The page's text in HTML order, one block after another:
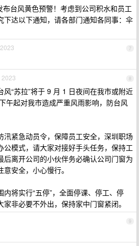
台风黄色预警！考虑到公司积水和员工
下达以下通知，请各部门通知各同事：伞
7
8
2023
“苏拉”将于 9 月 1 日夜间在我市或附近
午起对我市造成严重风雨影响，防台风
汛紧急动员令，保障员工安全，深圳职场
公模式，请大家对接好手头任务，保持工
后离开公司的小伙伴务必确认公司门窗为
安全，小心慢行。
将实行“五停”，全面停课、停工、停
非必要不外出，保持家中门窗紧闭。
9